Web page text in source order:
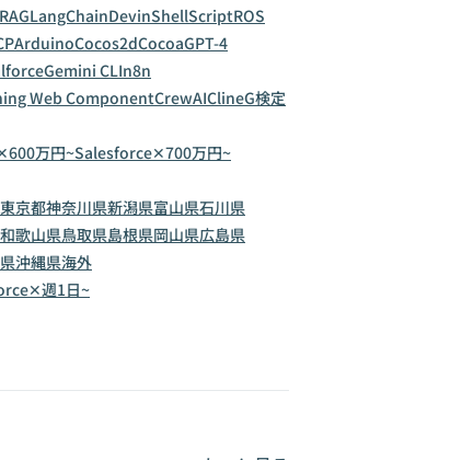
RAGLangChainDevinShellScriptROS
ArduinoCocos2dCocoaGPT-4
Gemini CLIn8n
Web ComponentCrewAIClineG検定
万円~Salesforce✕700万円~
東京都神奈川県新潟県富山県石川県
和歌山県鳥取県島根県岡山県広島県
沖縄県海外
週1日~